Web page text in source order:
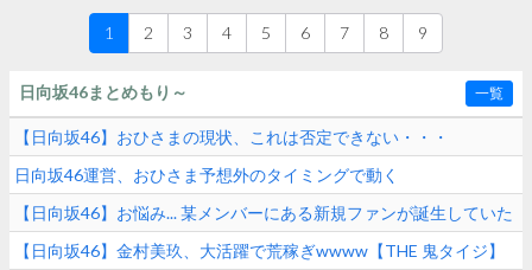
1 2 3 4 5 6 7 8 9
日向坂46まとめもり～ 一覧
【日向坂46】おひさまの現状、これは否定できない・・・
日向坂46運営、おひさま予想外のタイミングで動く
【日向坂46】お悩み... 某メンバーにある新規ファンが誕生していた
【日向坂46】金村美玖、大活躍で荒稼ぎwwww【THE 鬼タイジ】